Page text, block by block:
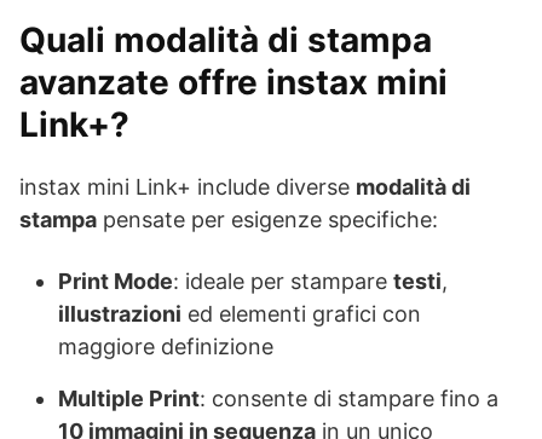
Quali modalità di stampa
avanzate offre instax mini
Link+?
instax mini Link+ include diverse modalità di
stampa pensate per esigenze specifiche:
Print Mode: ideale per stampare testi,
illustrazioni ed elementi grafici con
maggiore definizione
Multiple Print: consente di stampare fino a
10 immagini in sequenza in un unico